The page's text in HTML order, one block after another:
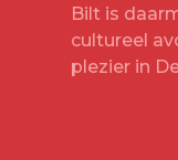
Bilt is
cultureel
plezier in